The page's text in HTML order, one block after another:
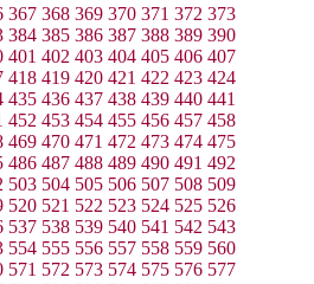
367 368 369 370 371 372 373
384 385 386 387 388 389 390
401 402 403 404 405 406 407
418 419 420 421 422 423 424
435 436 437 438 439 440 441
452 453 454 455 456 457 458
469 470 471 472 473 474 475
486 487 488 489 490 491 492
503 504 505 506 507 508 509
520 521 522 523 524 525 526
537 538 539 540 541 542 543
554 555 556 557 558 559 560
571 572 573 574 575 576 577